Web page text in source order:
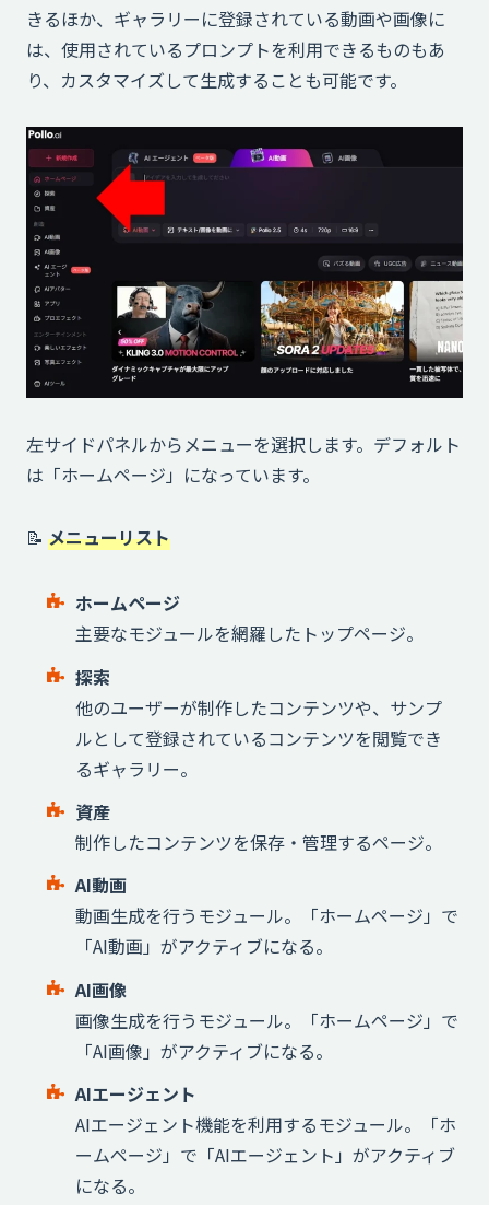
きるほか、ギャラリーに登録されている動画や画像に
は、使用されているプロンプトを利用できるものもあ
り、カスタマイズして生成することも可能です。
左サイドパネルからメニューを選択します。デフォルト
は「ホームページ」になっています。
📝 メニューリスト
ホームページ
主要なモジュールを網羅したトップページ。
探索
他のユーザーが制作したコンテンツや、サンプ
ルとして登録されているコンテンツを閲覧でき
るギャラリー。
資産
制作したコンテンツを保存・管理するページ。
AI動画
動画生成を行うモジュール。「ホームページ」で
「AI動画」がアクティブになる。
AI画像
画像生成を行うモジュール。「ホームページ」で
「AI画像」がアクティブになる。
AIエージェント
AIエージェント機能を利用するモジュール。「ホ
ームページ」で「AIエージェント」がアクティブ
になる。